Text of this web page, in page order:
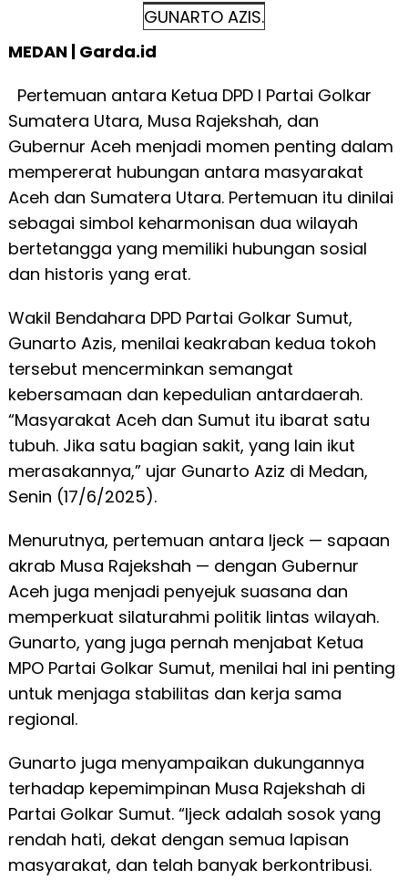
GUNARTO AZIS.
MEDAN | Garda.id
Pertemuan antara Ketua DPD I Partai Golkar
Sumatera Utara, Musa Rajekshah, dan
Gubernur Aceh menjadi momen penting dalam
mempererat hubungan antara masyarakat
Aceh dan Sumatera Utara. Pertemuan itu dinilai
sebagai simbol keharmonisan dua wilayah
bertetangga yang memiliki hubungan sosial
dan historis yang erat.
Wakil Bendahara DPD Partai Golkar Sumut,
Gunarto Azis, menilai keakraban kedua tokoh
tersebut mencerminkan semangat
kebersamaan dan kepedulian antardaerah.
“Masyarakat Aceh dan Sumut itu ibarat satu
tubuh. Jika satu bagian sakit, yang lain ikut
merasakannya,” ujar Gunarto Aziz di Medan,
Senin (17/6/2025).
Menurutnya, pertemuan antara Ijeck — sapaan
akrab Musa Rajekshah — dengan Gubernur
Aceh juga menjadi penyejuk suasana dan
memperkuat silaturahmi politik lintas wilayah.
Gunarto, yang juga pernah menjabat Ketua
MPO Partai Golkar Sumut, menilai hal ini penting
untuk menjaga stabilitas dan kerja sama
regional.
Gunarto juga menyampaikan dukungannya
terhadap kepemimpinan Musa Rajekshah di
Partai Golkar Sumut. “Ijeck adalah sosok yang
rendah hati, dekat dengan semua lapisan
masyarakat, dan telah banyak berkontribusi.